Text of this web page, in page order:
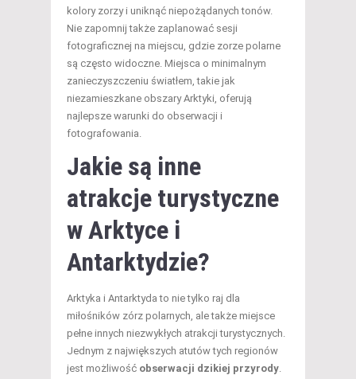
kolory zorzy i uniknąć niepożądanych tonów.
Nie zapomnij także zaplanować sesji
fotograficznej na miejscu, gdzie zorze polarne
są często widoczne. Miejsca o minimalnym
zanieczyszczeniu światłem, takie jak
niezamieszkane obszary Arktyki, oferują
najlepsze warunki do obserwacji i
fotografowania.
Jakie są inne
atrakcje turystyczne
w Arktyce i
Antarktydzie?
Arktyka i Antarktyda to nie tylko raj dla
miłośników zórz polarnych, ale także miejsce
pełne innych niezwykłych atrakcji turystycznych.
Jednym z największych atutów tych regionów
jest możliwość obserwacji dzikiej przyrody